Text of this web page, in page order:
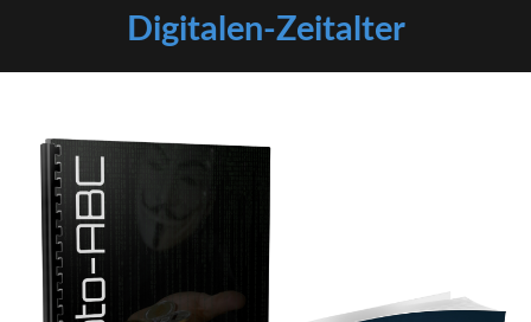
Digitalen-Zeitalter